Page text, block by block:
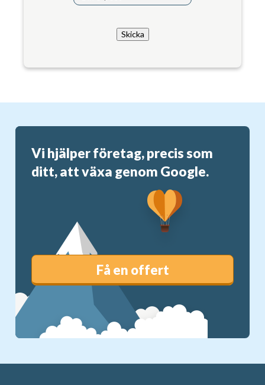
Skicka
Vi hjälper företag, precis som
ditt, att växa genom Google.
Få en offert